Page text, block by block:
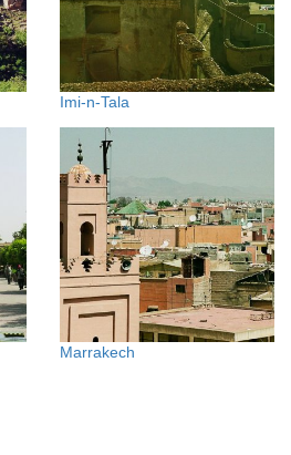
Imi-n-Tala
Marrakech